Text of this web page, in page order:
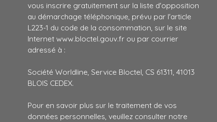
vous inscrire gratuitement sur la liste d'opposition
au démarchage téléphonique, prévu par l'article
L223-1 du code de la consommation, sur le site
Internet www.bloctel.gouv.fr ou par courrier
adressé à :
Société Worldline, Service Bloctel, CS 61311, 41013
BLOIS CEDEX.
Pour en savoir plus sur le traitement de vos
données personnelles, veuillez consulter notre